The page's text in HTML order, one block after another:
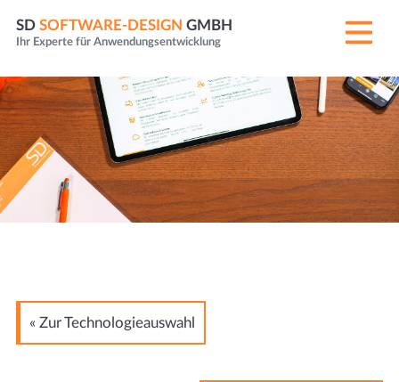
SD SOFTWARE-DESIGN GMBH
Ihr Experte für Anwendungsentwicklung
« Zur Technologieauswahl